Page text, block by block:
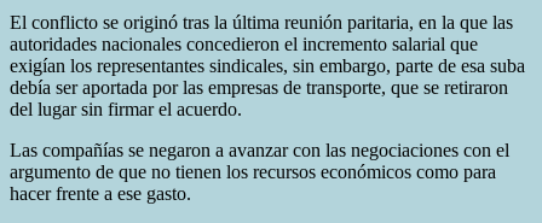
El conflicto se originó tras la última reunión paritaria, en la que las
autoridades nacionales concedieron el incremento salarial que
exigían los representantes sindicales, sin embargo, parte de esa suba
debía ser aportada por las empresas de transporte, que se retiraron
del lugar sin firmar el acuerdo.
Las compañías se negaron a avanzar con las negociaciones con el
argumento de que no tienen los recursos económicos como para
hacer frente a ese gasto.